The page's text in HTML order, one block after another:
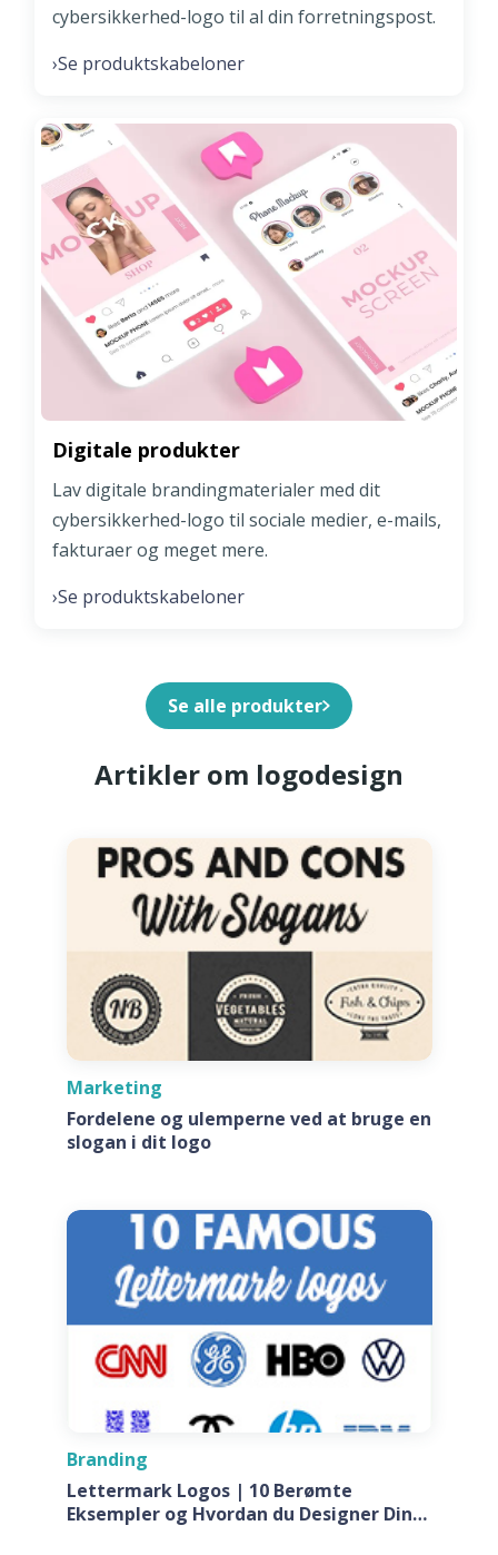
cybersikkerhed-logo til al din forretningspost.
›Se produktskabeloner
Digitale produkter
Lav digitale brandingmaterialer med dit
cybersikkerhed-logo til sociale medier, e-mails,
fakturaer og meget mere.
›Se produktskabeloner
Se alle produkter
Artikler om logodesign
Marketing
Fordelene og ulemperne ved at bruge en
slogan i dit logo
Branding
Lettermark Logos | 10 Berømte
Eksempler og Hvordan du Designer Din